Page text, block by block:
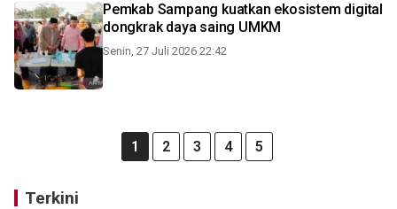
Pemkab Sampang kuatkan ekosistem digital
dongkrak daya saing UMKM
Senin, 27 Juli 2026 22:42
1 2 3 4 5
Terkini